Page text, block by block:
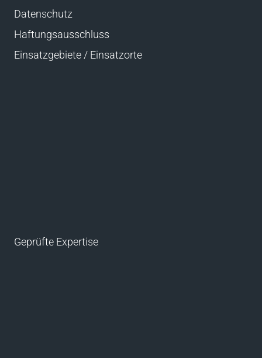
Datenschutz
Haftungsausschluss
Einsatzgebiete / Einsatzorte
Geprüfte Expertise